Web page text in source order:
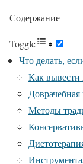
Содержание
Toggle
Что делать,
Как вывести
Методы